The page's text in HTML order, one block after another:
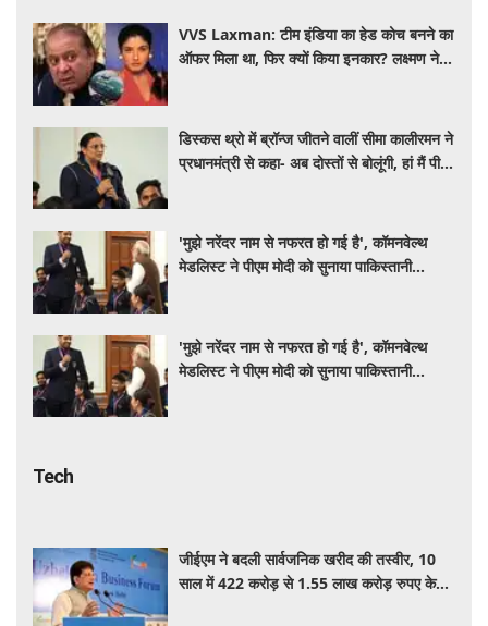
VVS Laxman: टीम इंडिया का हेड कोच बनने का
ऑफर मिला था, फिर क्यों किया इनकार? लक्ष्मण ने
डिस्कस थ्रो में ब्रॉन्ज जीतने वालीं सीमा कालीरमन ने
प्रधानमंत्री से कहा- अब दोस्तों से बोलूंगी, हां मैं पीएम
'मुझे नरेंदर नाम से नफरत हो गई है', कॉमनवेल्थ
मेडलिस्ट ने पीएम मोदी को सुनाया पाकिस्तानी
'मुझे नरेंदर नाम से नफरत हो गई है', कॉमनवेल्थ
मेडलिस्ट ने पीएम मोदी को सुनाया पाकिस्तानी
Tech
जीईएम ने बदली सार्वजनिक खरीद की तस्वीर, 10
साल में 422 करोड़ से 1.55 लाख करोड़ रुपए के